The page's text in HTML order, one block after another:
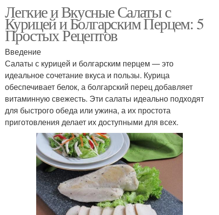
Легкие и Вкусные Салаты с
Курицей и Болгарским Перцем: 5
Простых Рецептов
Введение
Салаты с курицей и болгарским перцем — это
идеальное сочетание вкуса и пользы. Курица
обеспечивает белок, а болгарский перец добавляет
витаминную свежесть. Эти салаты идеально подходят
для быстрого обеда или ужина, а их простота
приготовления делает их доступными для всех.